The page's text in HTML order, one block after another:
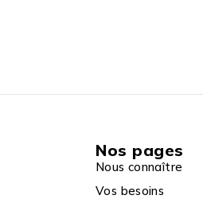
Nos pages
Nous connaître
Vos besoins